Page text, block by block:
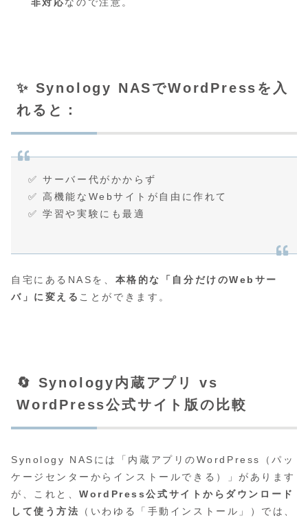
✨ Synology NASでWordPressを入
れると：
✅ サーバー代がかからず
✅ 高機能なWebサイトが自由に作れて
✅ 学習や実験にも最適
自宅にあるNASを、 本格的な「自分だけのWebサー
バ」に変える ことができます。
🔄 Synology内蔵アプリ vs
WordPress公式サイト版の比較
Synology NASには「内蔵アプリのWordPress（パッ
ケージセンターからインストールできる）」があります
が、これと、WordPress公式サイトからダウンロード
して使う方法
（いわゆる「手動インストール」）では、